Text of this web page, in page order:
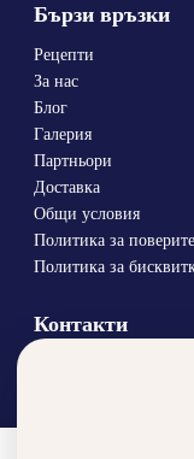
Бързи връзки
Рецепти
За нас
Блог
Галерия
Партньори
Доставка
Общи условия
Политика за
Политика за
Контакти
За да подобрим